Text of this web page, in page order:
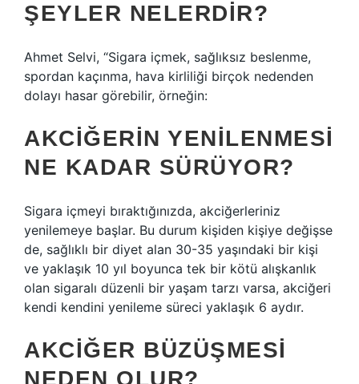
ŞEYLER NELERDIR?
Ahmet Selvi, “Sigara içmek, sağlıksız beslenme,
spordan kaçınma, hava kirliliği birçok nedenden
dolayı hasar görebilir, örneğin:
AKCIĞERIN YENILENMESI
NE KADAR SÜRÜYOR?
Sigara içmeyi bıraktığınızda, akciğerleriniz
yenilemeye başlar. Bu durum kişiden kişiye değişse
de, sağlıklı bir diyet alan 30-35 yaşındaki bir kişi
ve yaklaşık 10 yıl boyunca tek bir kötü alışkanlık
olan sigaralı düzenli bir yaşam tarzı varsa, akciğeri
kendi kendini yenileme süreci yaklaşık 6 aydır.
AKCIĞER BÜZÜŞMESI
NEDEN OLUR?